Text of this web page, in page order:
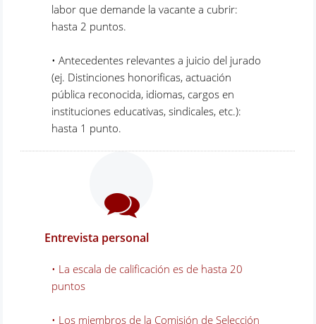
labor que demande la vacante a cubrir:
hasta 2 puntos.
• Antecedentes relevantes a juicio del jurado
(ej. Distinciones honorificas, actuación
pública reconocida, idiomas, cargos en
instituciones educativas, sindicales, etc.):
hasta 1 punto.
Entrevista personal
• La escala de calificación es de hasta 20
puntos
• Los miembros de la Comisión de Selección